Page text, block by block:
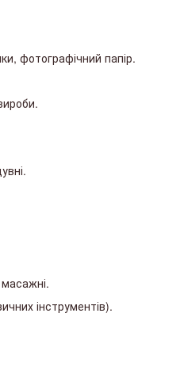
фотографічний папір.
масажні.
інструментів).